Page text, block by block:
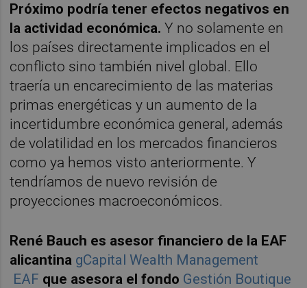
Próximo podría tener efectos negativos en
la actividad económica.Y no solamente en
los países directamente implicados en el
conflicto sino también nivel global. Ello
traería un encarecimiento de las materias
primas energéticas y un aumento de la
incertidumbre económica general, además
de volatilidad en los mercados financieros
como ya hemos visto anteriormente. Y
tendríamos de nuevo revisión de
proyecciones macroeconómicos.
René Bauch es asesor financiero de la EAF
alicantina gCapital Wealth Management
EAF que asesora el fondo Gestión Boutique